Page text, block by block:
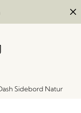
Sidebord Natur